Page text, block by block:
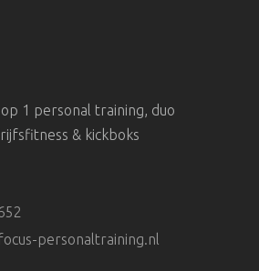
1 personal training, duo
& kickboks
personaltraining.nl